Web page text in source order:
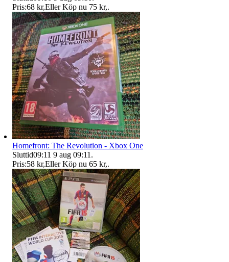
Pris:68 kr,Eller Köp nu 75 kr,.
Homefront: The Revolution - Xbox One
Sluttid09:11 9 aug 09:11 .
Pris:58 kr,Eller Köp nu 65 kr,.